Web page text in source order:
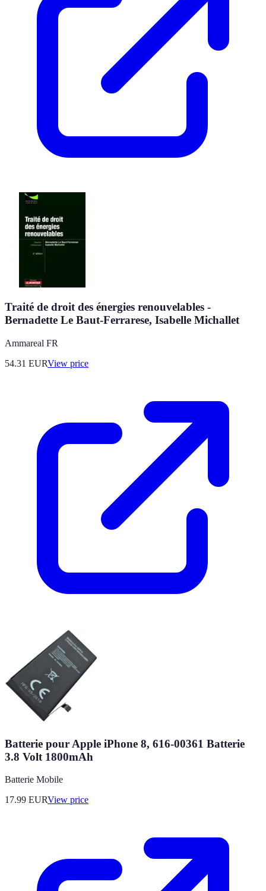
Traité de droit des énergies renouvelables -
Bernadette Le Baut-Ferrarese, Isabelle Michallet
Ammareal FR
54.31 EURView price
Batterie pour Apple iPhone 8, 616-00361 Batterie
3.8 Volt 1800mAh
Batterie Mobile
17.99 EURView price